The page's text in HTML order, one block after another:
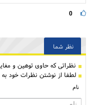
0
نظر شما
نظراتی كه حاوی توهین و
لطفا از نوشتن نظرات خود
نام